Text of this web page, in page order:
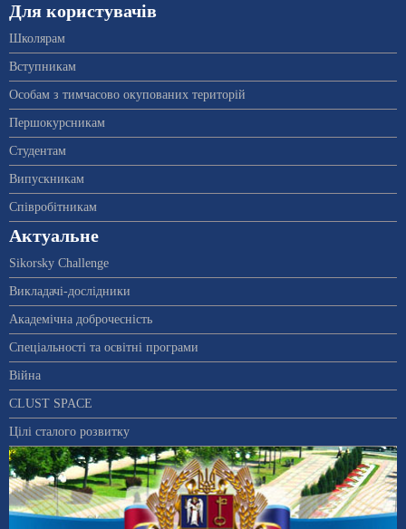
Для користувачів
Школярам
Вступникам
Особам з тимчасово окупованих територій
Першокурсникам
Студентам
Випускникам
Співробітникам
Актуальне
Sikorsky Challenge
Викладачі-дослідники
Академічна доброчесність
Спеціальності та освітні програми
Війна
CLUST SPACE
Цілі сталого розвитку